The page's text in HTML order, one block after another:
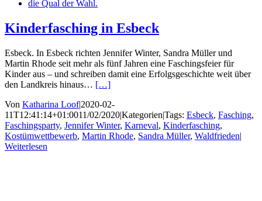
Kinderfasching in Esbeck
Esbeck. In Esbeck richten Jennifer Winter, Sandra Müller und
Martin Rhode seit mehr als fünf Jahren eine Faschingsfeier für
Kinder aus – und schreiben damit eine Erfolgsgeschichte weit über
den Landkreis hinaus… […]
Von Katharina Loof|2020-02-
11T12:41:14+01:0011/02/2020|Kategorien|Tags: Esbeck, Fasching,
Faschingsparty, Jennifer Winter, Karneval, Kinderfasching,
Kostümwettbewerb, Martin Rhode, Sandra Müller, Waldfrieden|
Weiterlesen